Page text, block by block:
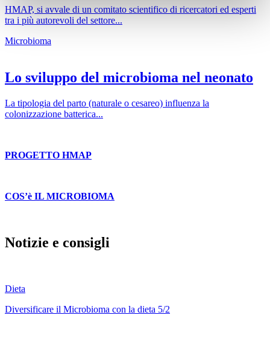
HMAP, si avvale di un comitato scientifico di ricercatori ed esperti
tra i più autorevoli del settore...
Microbioma
Lo sviluppo del microbioma nel neonato
La tipologia del parto (naturale o cesareo) influenza la
colonizzazione batterica...
PROGETTO HMAP
COS’è IL MICROBIOMA
Notizie e consigli
Dieta
Diversificare il Microbioma con la dieta 5/2